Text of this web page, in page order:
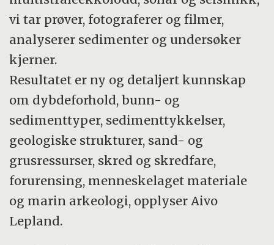
vi tar prøver, fotograferer og filmer,
analyserer sedimenter og undersøker
kjerner.
Resultatet er ny og detaljert kunnskap
om dybdeforhold, bunn- og
sedimenttyper, sedimenttykkelser,
geologiske strukturer, sand- og
grusressurser, skred og skredfare,
forurensing, menneskelaget materiale
og marin arkeologi, opplyser Aivo
Lepland.